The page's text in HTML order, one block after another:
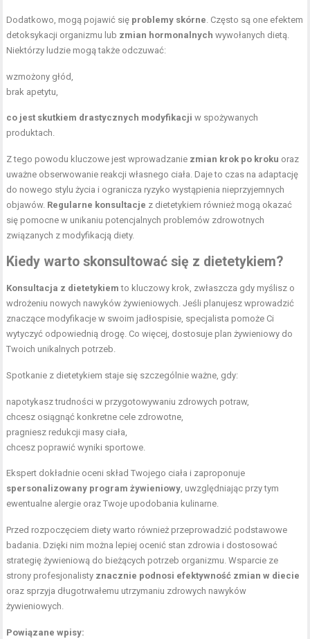
Dodatkowo, mogą pojawić się problemy skórne. Często są one efektem
detoksykacji organizmu lub zmian hormonalnych wywołanych dietą.
Niektórzy ludzie mogą także odczuwać:
wzmożony głód,
brak apetytu,
co jest skutkiem drastycznych modyfikacji w spożywanych
produktach.
Z tego powodu kluczowe jest wprowadzanie zmian krok po kroku oraz
uważne obserwowanie reakcji własnego ciała. Daje to czas na adaptację
do nowego stylu życia i ogranicza ryzyko wystąpienia nieprzyjemnych
objawów. Regularne konsultacje z dietetykiem również mogą okazać
się pomocne w unikaniu potencjalnych problemów zdrowotnych
związanych z modyfikacją diety.
Kiedy warto skonsultować się z dietetykiem?
Konsultacja z dietetykiem to kluczowy krok, zwłaszcza gdy myślisz o
wdrożeniu nowych nawyków żywieniowych. Jeśli planujesz wprowadzić
znaczące modyfikacje w swoim jadłospisie, specjalista pomoże Ci
wytyczyć odpowiednią drogę. Co więcej, dostosuje plan żywieniowy do
Twoich unikalnych potrzeb.
Spotkanie z dietetykiem staje się szczególnie ważne, gdy:
napotykasz trudności w przygotowywaniu zdrowych potraw,
chcesz osiągnąć konkretne cele zdrowotne,
pragniesz redukcji masy ciała,
chcesz poprawić wyniki sportowe.
Ekspert dokładnie oceni skład Twojego ciała i zaproponuje
spersonalizowany program żywieniowy, uwzględniając przy tym
ewentualne alergie oraz Twoje upodobania kulinarne.
Przed rozpoczęciem diety warto również przeprowadzić podstawowe
badania. Dzięki nim można lepiej ocenić stan zdrowia i dostosować
strategię żywieniową do bieżących potrzeb organizmu. Wsparcie ze
strony profesjonalisty znacznie podnosi efektywność zmian w diecie
oraz sprzyja długotrwałemu utrzymaniu zdrowych nawyków
żywieniowych.
Powiązane wpisy: